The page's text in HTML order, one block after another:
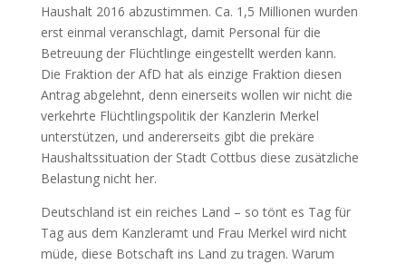
Haushalt 2016 abzustimmen. Ca. 1,5 Millionen wurden
erst einmal veranschlagt, damit Personal für die
Betreuung der Flüchtlinge eingestellt werden kann.
Die Fraktion der AfD hat als einzige Fraktion diesen
Antrag abgelehnt, denn einerseits wollen wir nicht die
verkehrte Flüchtlingspolitik der Kanzlerin Merkel
unterstützen, und andererseits gibt die prekäre
Haushaltssituation der Stadt Cottbus diese zusätzliche
Belastung nicht her.
Deutschland ist ein reiches Land – so tönt es Tag für
Tag aus dem Kanzleramt und Frau Merkel wird nicht
müde, diese Botschaft ins Land zu tragen. Warum